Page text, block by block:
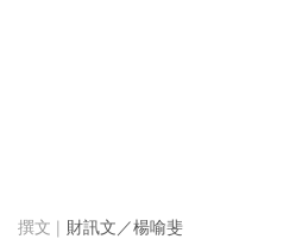
財訊文／楊喻斐